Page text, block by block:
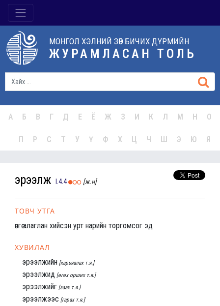
МОНГОЛ ХЭЛНИЙ ЗӨВ БИЧИХ ДҮРМИЙН
ЖУРАМЛАСАН ТОЛЬ
А Б В Г Д Е Ё Ж З И К Л М Н О
П Р С Т У Ү Ф Х Ц Ч Ш Э Ю Я
эрээлж I.4.4 [ж.н]
ТОВЧ УТГА
өнгө алаглан хийсэн урт нарийн торгомсог эд
ХУВИЛАЛ
эрээлжийн [харьяалах т.я.]
эрээлжид [өгөх орших т.я.]
эрээлжийг [заах т.я.]
эрээлжээс [гарах т.я.]